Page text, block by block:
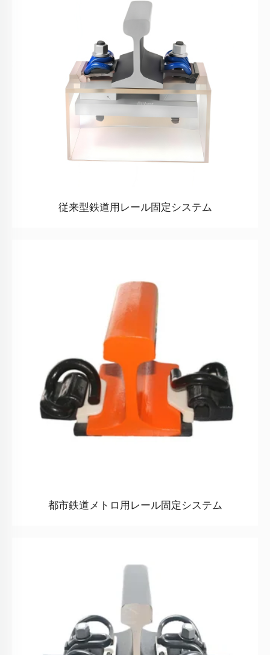
従来型鉄道用レール固定システム
都市鉄道メトロ用レール固定システム